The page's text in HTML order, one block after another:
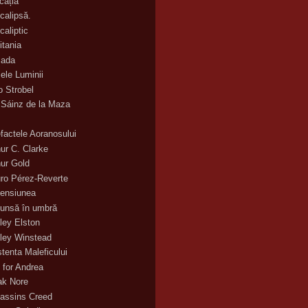
Luminii
Strobel
de la Maza
Aoranosului
C. Clarke
Gold
Pérez-Reverte
în umbră
Elston
Winstead
Maleficului
Andrea
Nore
Creed